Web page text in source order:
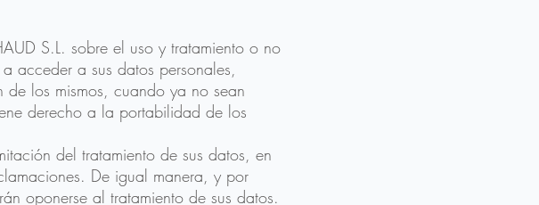
S.L. sobre el uso y tratamiento o no
acceder a sus datos personales,
los mismos, cuando ya no sean
derecho a la portabilidad de los
del tratamiento de sus datos, en
De igual manera, y por
oponerse al tratamiento de sus datos.